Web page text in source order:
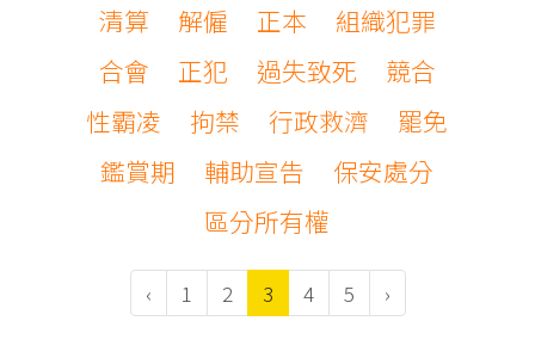
清算
解僱 正本
組織犯罪
合會
正犯 過失致死
競合
性霸凌
拘禁 行政救濟
罷免
鑑賞期
輔助宣告
保安處分
區分所有權
‹ 1 2 3 4 5 ›